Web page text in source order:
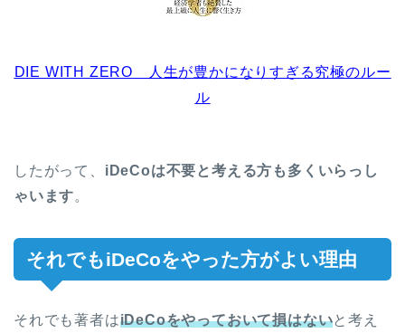
DIE WITH ZERO 人生が豊かになりすぎる究極のルー
ル
したがって、 iDeCoは不要と考える方も多くいらっし
ゃいます。
それでもiDeCoをやった方がよい理由
それでも著者はiDeCoをやっておいて損はないと考え